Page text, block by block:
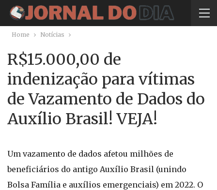
Home Notícias
R$15.000,00 de
indenização para vítimas
de Vazamento de Dados do
Auxílio Brasil! VEJA!
Um vazamento de dados afetou milhões de
beneficiários do antigo Auxílio Brasil (unindo
Bolsa Família e auxílios emergenciais) em 2022. O